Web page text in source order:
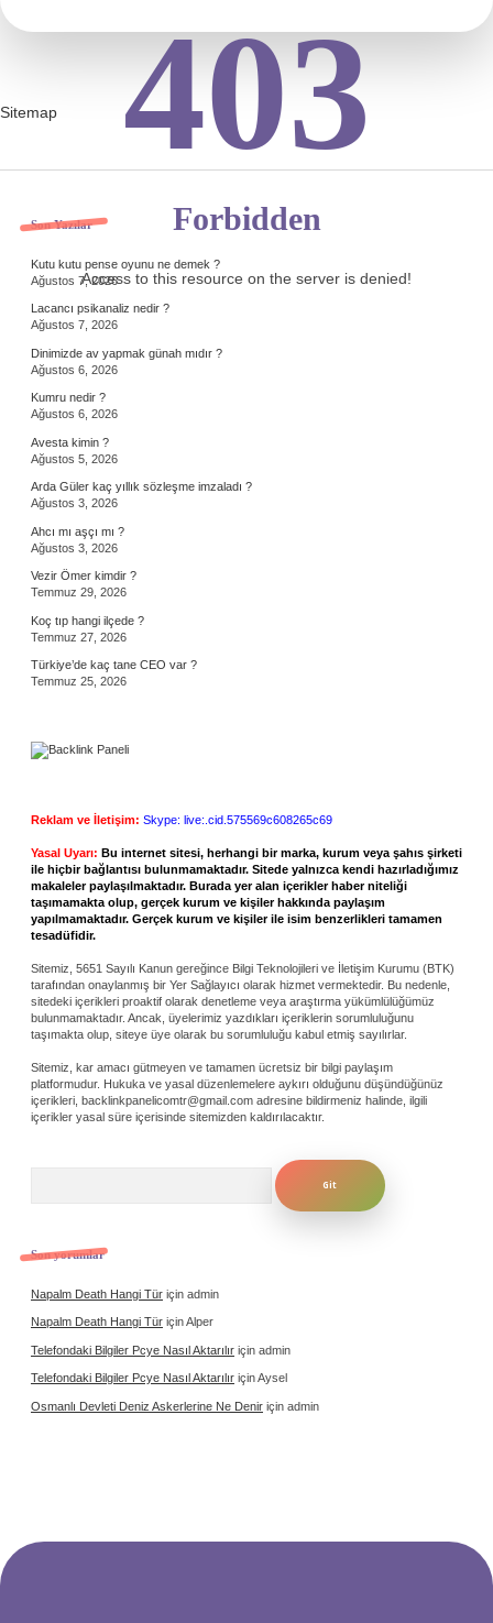
Sitemap
Sidebar
Son Yazılar
Kutu kutu pense oyunu ne demek ?
Ağustos 7, 2026
Lacancı psikanaliz nedir ?
Ağustos 7, 2026
Dinimizde av yapmak günah mıdır ?
Ağustos 6, 2026
Kumru nedir ?
Ağustos 6, 2026
Avesta kimin ?
Ağustos 5, 2026
Arda Güler kaç yıllık sözleşme imzaladı ?
Ağustos 3, 2026
Ahcı mı aşçı mı ?
Ağustos 3, 2026
Vezir Ömer kimdir ?
Temmuz 29, 2026
Koç tıp hangi ilçede ?
Temmuz 27, 2026
Türkiye’de kaç tane CEO var ?
Temmuz 25, 2026
Reklam ve İletişim: Skype: live:.cid.575569c608265c69
Yasal Uyarı: Bu internet sitesi, herhangi bir marka, kurum veya şahıs şirketi
ile hiçbir bağlantısı bulunmamaktadır. Sitede yalnızca kendi hazırladığımız
makaleler paylaşılmaktadır. Burada yer alan içerikler haber niteliği
taşımamakta olup, gerçek kurum ve kişiler hakkında paylaşım
yapılmamaktadır. Gerçek kurum ve kişiler ile isim benzerlikleri tamamen
tesadüfidir.
Sitemiz, 5651 Sayılı Kanun gereğince Bilgi Teknolojileri ve İletişim Kurumu (BTK)
tarafından onaylanmış bir Yer Sağlayıcı olarak hizmet vermektedir. Bu nedenle,
sitedeki içerikleri proaktif olarak denetleme veya araştırma yükümlülüğümüz
bulunmamaktadır. Ancak, üyelerimiz yazdıkları içeriklerin sorumluluğunu
taşımakta olup, siteye üye olarak bu sorumluluğu kabul etmiş sayılırlar.
Sitemiz, kar amacı gütmeyen ve tamamen ücretsiz bir bilgi paylaşım
platformudur. Hukuka ve yasal düzenlemelere aykırı olduğunu düşündüğünüz
içerikleri, backlinkpanelicomtr@gmail.com adresine bildirmeniz halinde, ilgili
içerikler yasal süre içerisinde sitemizden kaldırılacaktır.
Son yorumlar
Napalm Death Hangi Tür için admin
Napalm Death Hangi Tür içinAlper
Telefondaki Bilgiler Pcye Nasıl Aktarılır için admin
Telefondaki Bilgiler Pcye Nasıl Aktarılır içinAysel
Osmanlı Devleti Deniz Askerlerine Ne Denir için admin
403
Forbidden
Access to this resource on the server is denied!